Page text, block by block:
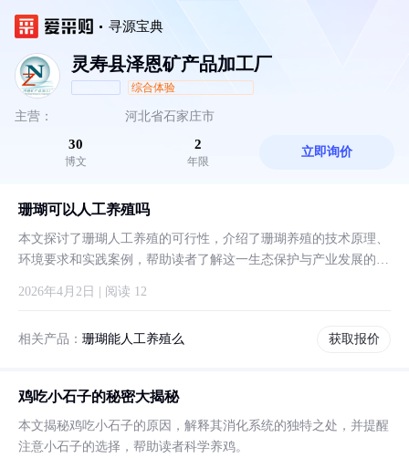
寻源宝典
灵寿县泽恩矿产品加工厂
综合体验
河北省石家庄市
主营：
30
博文
2
年限
立即询价
珊瑚可以人工养殖吗
本文探讨了珊瑚人工养殖的可行性，介绍了珊瑚养殖的技术原理、
环境要求和实践案例，帮助读者了解这一生态保护与产业发展的新
2026年4月2日 | 阅读 12
相关产品： 珊瑚能人工养殖么 获取报价
鸡吃小石子的秘密大揭秘
本文揭秘鸡吃小石子的原因，解释其消化系统的独特之处，并提醒
注意小石子的选择，帮助读者科学养鸡。